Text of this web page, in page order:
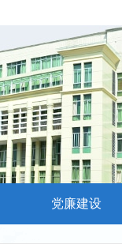
党廉建设